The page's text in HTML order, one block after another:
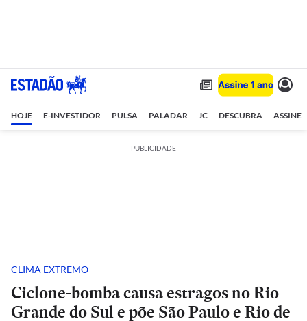
HOJE E-INVESTIDOR PULSA PALADAR JC DESCUBRA ASSINE
PUBLICIDADE
CLIMA EXTREMO
Ciclone-bomba causa estragos no Rio
Grande do Sul e põe São Paulo e Rio de